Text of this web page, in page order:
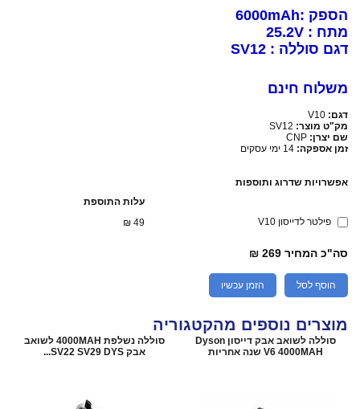
הספק :6000mAh
מתח : 25.2V
דגם סוללה : SV12
משלוח חינם
דגם: V10
מק"ט מוצר: SV12
שם יצרן: CNP
זמן אספקה: 14 ימי עסקים
אפשרויות שדרוג ותוספות
עלות התוספת
פילטר לדייסון V10
49
₪
סה"כ המחיר 269 ₪
הוסף לסל הזמן עכשיו
מוצרים נוספים מהקטגוריה
סוללה לשואב אבק דייסון Dyson
V6 4000MAH שנה אחריות
סוללה נשלפת 4000MAH לשואב
אבק SV22 SV29 DYS...